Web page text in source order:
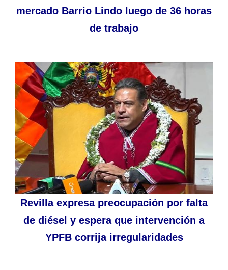
mercado Barrio Lindo luego de 36 horas
de trabajo
Revilla expresa preocupación por falta
de diésel y espera que intervención a
YPFB corrija irregularidades